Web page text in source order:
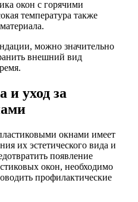
окон с горячими
температура также
можно значительно
внешний вид
и уход за
окнами имеет
их эстетического вида и
появление
окон, необходимо
профилактические